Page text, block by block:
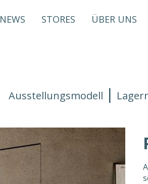
NEWS STORES ÜBER UNS
Ausstellungsmodell